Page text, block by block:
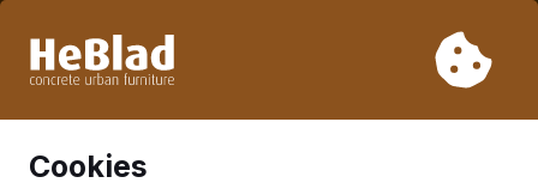
Woche 33 nicht. Bitte berücksichtigen Sie daher längere
Cookies